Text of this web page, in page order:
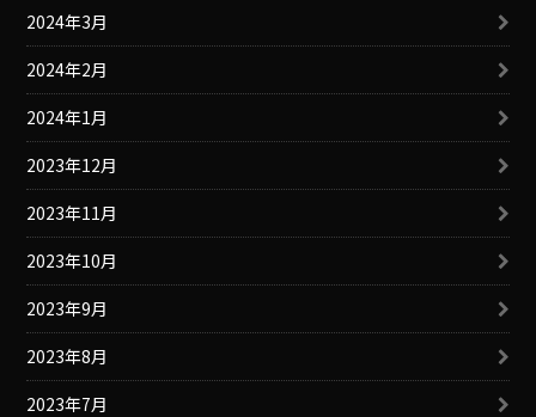
2024年3月
2024年2月
2024年1月
2023年12月
2023年11月
2023年10月
2023年9月
2023年8月
2023年7月